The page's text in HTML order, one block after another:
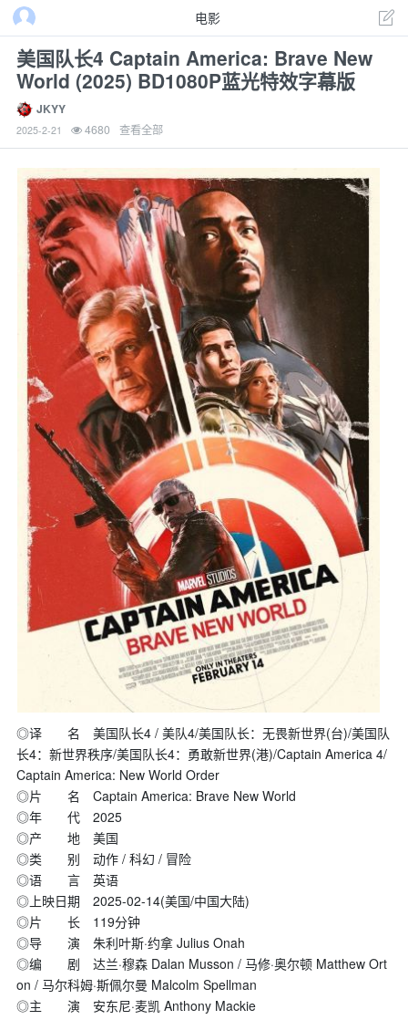
电影
美国队长4 Captain America: Brave New
World (2025) BD1080P蓝光特效字幕版
JKYY
2025-2-21 4680 查看全部
◎译 名 美国队长4 / 美队4/美国队长：无畏新世界(台)/美国队
长4：新世界秩序/美国队长4：勇敢新世界(港)/Captain America 4/
Captain America: New World Order
◎片 名 Captain America: Brave New World
◎年 代 2025
◎产 地 美国
◎类 别 动作 / 科幻 / 冒险
◎语 言 英语
◎上映日期 2025-02-14(美国/中国大陆)
◎片 长 119分钟
◎导 演 朱利叶斯·约拿 Julius Onah
◎编 剧 达兰·穆森 Dalan Musson / 马修·奥尔顿 Matthew Ort
on / 马尔科姆·斯佩尔曼 Malcolm Spellman
◎主 演 安东尼·麦凯 Anthony Mackie